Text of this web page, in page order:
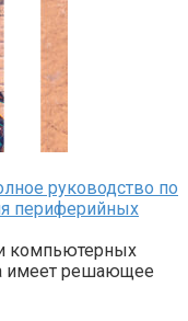
руководство по
периферийных
компьютерных
имеет решающее